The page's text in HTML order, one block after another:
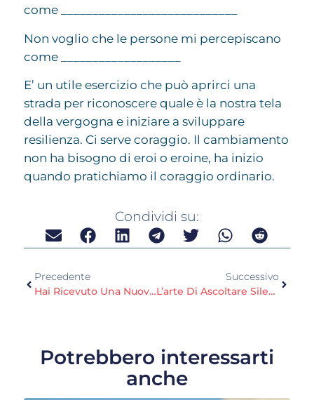
come ____________________________
Non voglio che le persone mi percepiscano
come ___________________
E’ un utile esercizio che può aprirci una
strada per riconoscere quale è la nostra tela
della vergogna e iniziare a sviluppare
resilienza. Ci serve coraggio. Il cambiamento
non ha bisogno di eroi o eroine, ha inizio
quando pratichiamo il coraggio ordinario.
Condividi su:
Precedente
Hai Ricevuto Una Nuova Notifica! Un’altra….
Successivo
L’arte Di Ascoltare Silenzio (e Frastuono)
Potrebbero interessarti
anche